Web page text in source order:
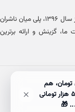
خانه کتاب طاها، مرجع تخصصی آثار علوم انسانی. ما از سال ۱۳۹۶، پلی میان ناشران
گزینش و ارائه برترین
خرید بالای 3 میلیون تومان، هم
ارسالت رایگان میشه، هم وارد قرعه‌کشی بن ۵۰۰ هزار تومانی
🎁